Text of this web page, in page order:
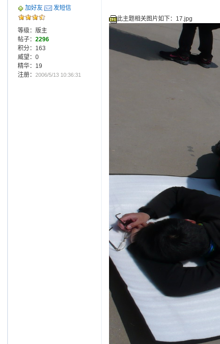
加好友 发短信
等级：版主
帖子： 2296
积分：163
威望：0
精华：19
注册： 2006/5/13 10:36:31
此主题相关图片如下：17.jpg